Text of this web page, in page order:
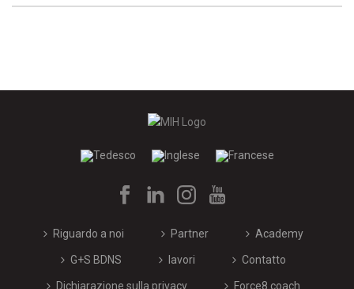
Riguardo a noi Partner Academy
G+S BDNS lavori Contatto
Dichiarazione sulla privacy Force8.coach